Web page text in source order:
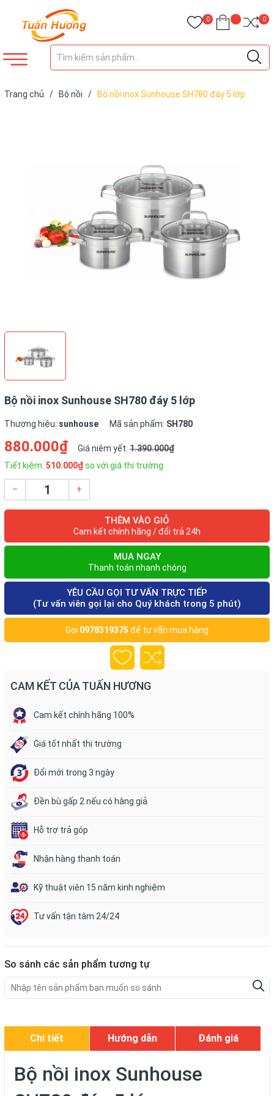
0 0
Trang chủ / Bộ nồi / Bộ nồi inox Sunhouse SH780 đáy 5 lớp
Bộ nồi inox Sunhouse SH780 đáy 5 lớp
Thương hiệu: sunhouse Mã sản phẩm: SH780
880.000₫ Giá niêm yết: 1.390.000₫
Tiết kiệm: 510.000₫so với giá thị trường
– +
THÊM VÀO GIỎ
Cam kết chính hãng / đổi trả 24h
MUA NGAY
Thanh toán nhanh chóng
YÊU CẦU GỌI TƯ VẤN TRỰC TIẾP
(Tư vấn viên gọi lại cho Quý khách trong 5 phút)
Gọi 0978319375 để tư vấn mua hàng
CAM KẾT CỦA TUẤN HƯƠNG
Cam kết chính hãng 100%
Giá tốt nhất thị trường
Đổi mới trong 3 ngày
Đền bù gấp 2 nếu có hàng giả
Hỗ trợ trả góp
Nhận hàng thanh toán
Kỹ thuật viên 15 năm kinh nghiệm
Tư vấn tận tâm 24/24
So sánh các sản phẩm tương tự
Chi tiết Hướng dẫn Đánh giá
Bộ nồi inox Sunhouse